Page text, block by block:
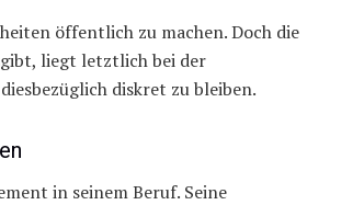
öffentlich zu machen. Doch die
liegt letztlich bei der
diskret zu bleiben.
in seinem Beruf. Seine